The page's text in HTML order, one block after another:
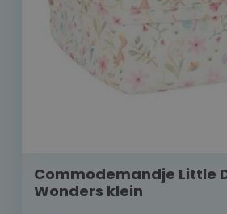
Commodemandje Little
Wonders klein